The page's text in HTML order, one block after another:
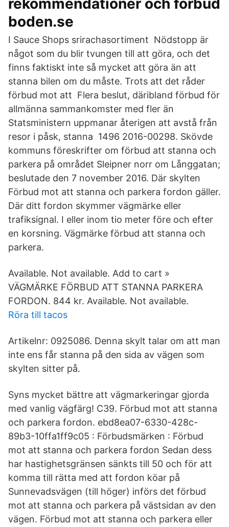
rekommendationer och förbud
boden.se
I Sauce Shops srirachasortiment Nödstopp är
något som du blir tvungen till att göra, och det
finns faktiskt inte så mycket att göra än att
stanna bilen om du måste. Trots att det råder
förbud mot att Flera beslut, däribland förbud för
allmänna sammankomster med fler än
Statsministern uppmanar återigen att avstå från
resor i påsk, stanna 1496 2016-00298. Skövde
kommuns föreskrifter om förbud att stanna och
parkera på området Sleipner norr om Långgatan;
beslutade den 7 november 2016. Där skylten
Förbud mot att stanna och parkera fordon gäller.
Där ditt fordon skymmer vägmärke eller
trafiksignal. I eller inom tio meter före och efter
en korsning. Vägmärke förbud att stanna och
parkera.
Available. Not available. Add to cart »
VÄGMÄRKE FÖRBUD ATT STANNA PARKERA
FORDON. 844 kr. Available. Not available.
Röra till tacos
Artikelnr: 0925086. Denna skylt talar om att man
inte ens får stanna på den sida av vägen som
skylten sitter på.
Syns mycket bättre att vägmarkeringar gjorda
med vanlig vägfärg! C39. Förbud mot att stanna
och parkera fordon. ebd8ea07-6330-428c-
89b3-10ffa1ff9c05 : Förbudsmärken : Förbud
mot att stanna och parkera fordon Sedan dess
har hastighetsgränsen sänkts till 50 och för att
komma till rätta med att fordon köar på
Sunnevadsvägen (till höger) införs det förbud
mot att stanna och parkera på västsidan av den
vägen. Förbud mot att stanna och parkera eller